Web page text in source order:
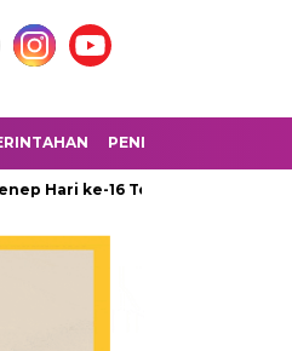
PENDIDIKAN
16 Tembus 79,4 Persen